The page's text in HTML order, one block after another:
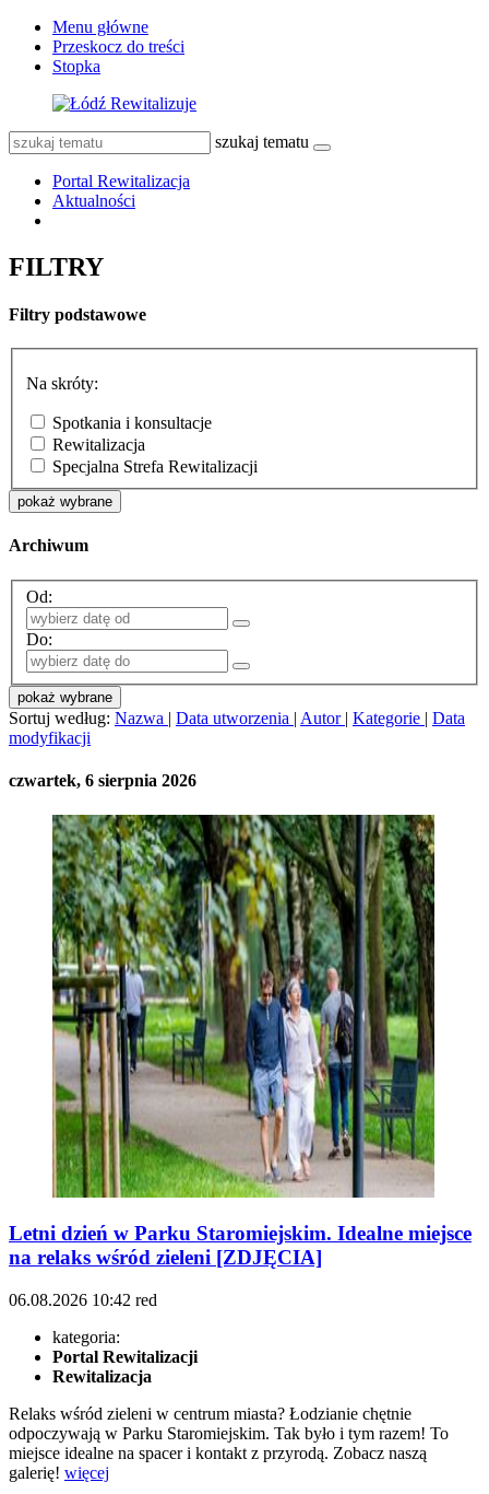
Menu główne
Przeskocz do treści
Stopka
szukaj tematu
Portal Rewitalizacja
Aktualności
FILTRY
Filtry podstawowe
Na skróty:
Spotkania i konsultacje
Rewitalizacja
Specjalna Strefa Rewitalizacji
pokaż wybrane
Archiwum
Od:
Do:
pokaż wybrane
Sortuj według: Nazwa | Data utworzenia | Autor | Kategorie | Data
modyfikacji
czwartek, 6 sierpnia 2026
Letni dzień w Parku Staromiejskim. Idealne miejsce
na relaks wśród zieleni [ZDJĘCIA]
06.08.2026 10:42 red
kategoria:
Portal Rewitalizacji
Rewitalizacja
Relaks wśród zieleni w centrum miasta? Łodzianie chętnie
odpoczywają w Parku Staromiejskim. Tak było i tym razem! To
miejsce idealne na spacer i kontakt z przyrodą. Zobacz naszą
galerię! więcej